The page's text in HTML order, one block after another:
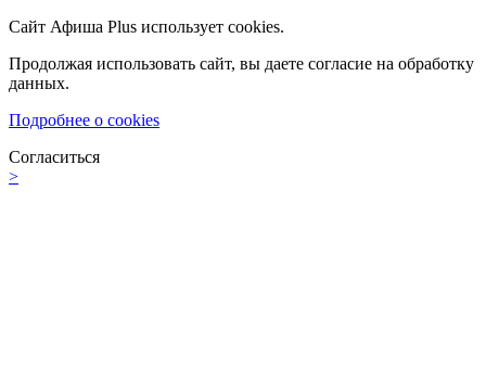
Сайт Афиша Plus использует cookies.
Продолжая использовать сайт, вы даете согласие на обработку
данных.
Подробнее о cookies
Согласиться
>